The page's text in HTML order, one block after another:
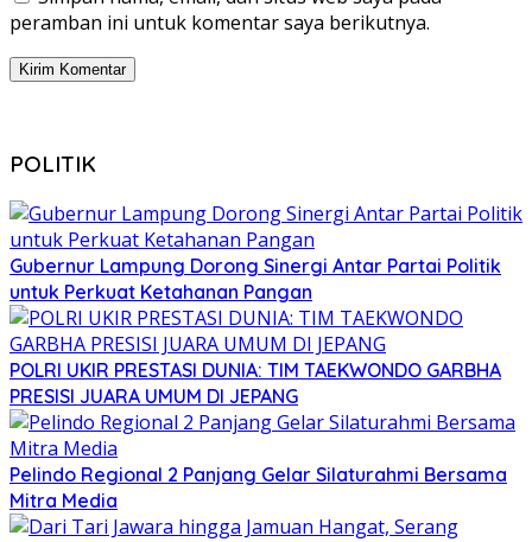
peramban ini untuk komentar saya berikutnya.
POLITIK
Gubernur Lampung Dorong Sinergi Antar Partai Politik
untuk Perkuat Ketahanan Pangan
POLRI UKIR PRESTASI DUNIA: TIM TAEKWONDO GARBHA
PRESISI JUARA UMUM DI JEPANG
Pelindo Regional 2 Panjang Gelar Silaturahmi Bersama
Mitra Media